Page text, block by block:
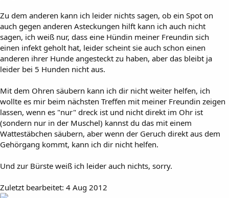
Zu dem anderen kann ich leider nichts sagen, ob ein Spot on
auch gegen anderen Asteckungen hilft kann ich auch nicht
sagen, ich weiß nur, dass eine Hündin meiner Freundin sich
einen infekt geholt hat, leider scheint sie auch schon einen
anderen ihrer Hunde angesteckt zu haben, aber das bleibt ja
leider bei 5 Hunden nicht aus.
Mit dem Ohren säubern kann ich dir nicht weiter helfen, ich
wollte es mir beim nächsten Treffen mit meiner Freundin zeigen
lassen, wenn es "nur" dreck ist und nicht direkt im Ohr ist
(sondern nur in der Muschel) kannst du das mit einem
Wattestäbchen säubern, aber wenn der Geruch direkt aus dem
Gehörgang kommt, kann ich dir nicht helfen.
Und zur Bürste weiß ich leider auch nichts, sorry.
Zuletzt bearbeitet: 4 Aug 2012